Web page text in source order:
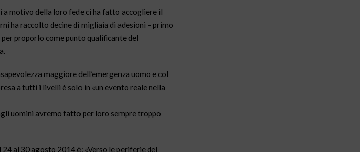
motivo della loro fede ci ha fatto accogliere il
ha raccolto decine di migliaia di adesioni – primo
proporlo come punto qualificante del
maggiore dell’emergenza uomo e col
a tutti i livelli è solo in «un evento reale nella
uomini avremo fatto per loro sempre troppo
al 30 agosto 2014 è: «Verso le periferie del